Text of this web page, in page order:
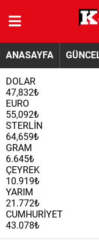
ANASAYFA
DOLAR
47,832₺
EURO
55,092₺
STERLİN
64,659₺
GRAM
6.645₺
ÇEYREK
10.919₺
YARIM
21.772₺
CUMHURİYET
43.078₺